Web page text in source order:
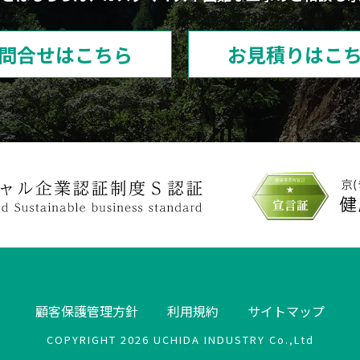
合せはこちら お見積りはこ
顧客保護管理方針 利用規約 サイトマップ
COPYRIGHT 2026 UCHIDA INDUSTRY Co.,Ltd